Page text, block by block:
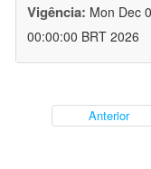
Vigência: Mon Dec
00:00:00 BRT 2026
Anterior